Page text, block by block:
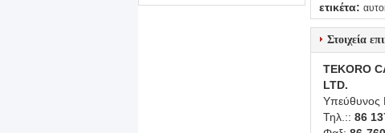
ετικέτα:
Στοιχεία
TEKORO
LTD.
Υπεύθυνος
Τηλ.:: 86